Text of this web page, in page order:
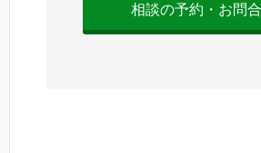
相談の予約・お問